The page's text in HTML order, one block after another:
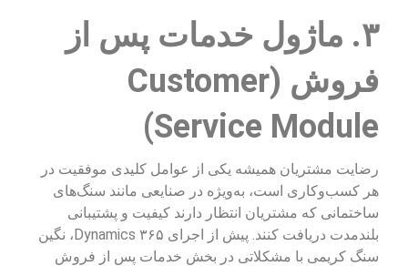
۳. ماژول خدمات پس از
فروش (Customer
Service Module)
رضایت مشتریان همیشه یکی از عوامل کلیدی موفقیت در
هر کسب‌وکاری است، به‌ویژه در صنایعی مانند سنگ‌های
ساختمانی که مشتریان انتظار دارند کیفیت و پشتیبانی
بلندمدت دریافت کنند. پیش از اجرای Dynamics ۳۶۵، نگین
سنگ کریمی با مشکلاتی در بخش خدمات پس از فروش